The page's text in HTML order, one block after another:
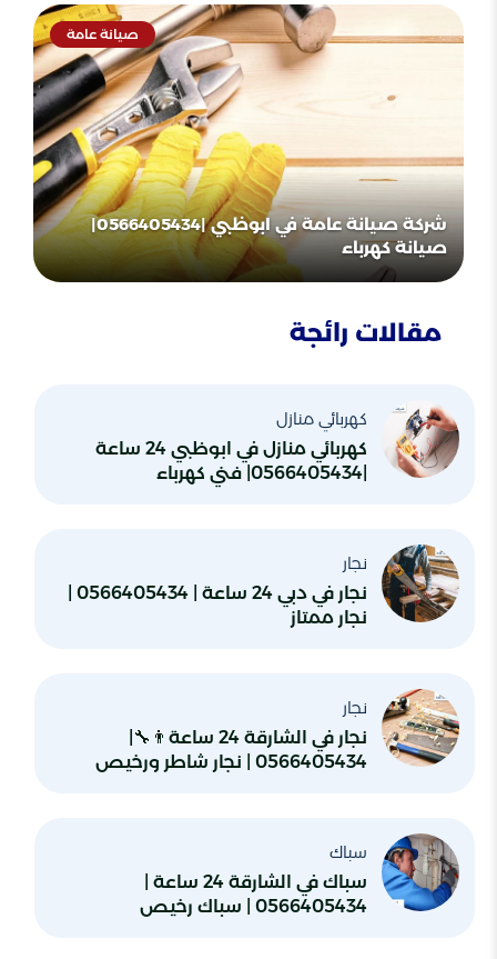
صيانة عامة
شركة صيانة عامة في ابوظبي |0566405434|
صيانة كهرباء
مقالات رائجة
كهربائي منازل
كهربائي منازل في ابوظبي 24 ساعة
نجار
نجار ممتاز
نجار
نجار في الشارقة 24 ساعة👨‍🔧|
0566405434 | نجار شاطر ورخيص
سباك
سباك في الشارقة 24 ساعة |
0566405434 | سباك رخيص